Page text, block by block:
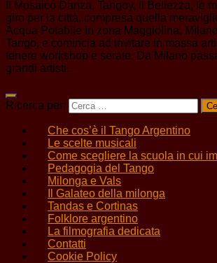
Il Mosaico Danza, Tangoy, il Bellezza, le
giro per la città, compresa quella
Acqua Potabile in zona Maggiolina.
Tango, e comincia ad invitare in massa
tenere workshop e serate. Da Milano
grandi artisti.
Ricerca per:
Che cos’è il Tango Argentino
Le scelte musicali
Come scegliere la scuola in cui
Pedagogia del Tango
Milonga e Vals
Il Galateo della milonga
Tandas e Cortinas
Folklore argentino
La filmografia dedicata
Contatti
Cookie Policy